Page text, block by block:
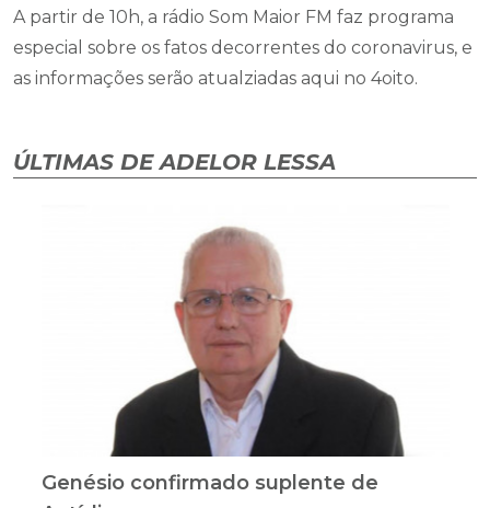
A partir de 10h, a rádio Som Maior FM faz programa
especial sobre os fatos decorrentes do coronavirus, e
as informações serão atualziadas aqui no 4oito.
ÚLTIMAS DE ADELOR LESSA
Genésio confirmado suplente de